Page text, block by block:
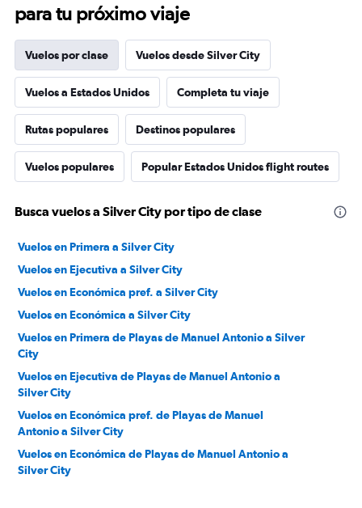
para tu próximo viaje
Vuelos por clase Vuelos desde Silver City
Vuelos a Estados Unidos Completa tu viaje
Rutas populares Destinos populares
Vuelos populares Popular Estados Unidos flight routes
Busca vuelos a Silver City por tipo de clase
Vuelos en Primera a Silver City
Vuelos en Ejecutiva a Silver City
Vuelos en Económica pref. a Silver City
Vuelos en Económica a Silver City
Vuelos en Primera de Playas de Manuel Antonio a Silver
City
Vuelos en Ejecutiva de Playas de Manuel Antonio a
Silver City
Vuelos en Económica pref. de Playas de Manuel
Antonio a Silver City
Vuelos en Económica de Playas de Manuel Antonio a
Silver City